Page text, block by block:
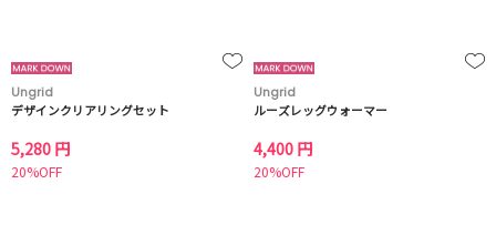
Ungrid
デザインクリアリングセット
5,280 円
20%OFF
Ungrid
ルーズレッグウォーマー
4,400 円
20%OFF